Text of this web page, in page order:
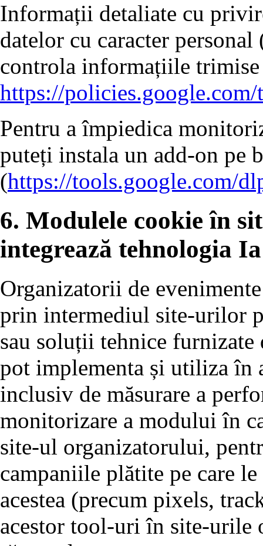
Informații detaliate cu
datelor cu caracter
controla informațiile
https://
Pentru a împiedica
puteți instala un add-on pe
(https://tools.google.com/
6. Modulele cookie în
integrează tehnologia
Organizatorii de
prin intermediul site-urilor
sau soluții tehnice
pot implementa și utiliza în
inclusiv de măsurare a
monitorizare a modului în
site-ul organizatorului,
campaniile plătite pe care
acestea (precum pixels,
acestor tool-uri în site-urile